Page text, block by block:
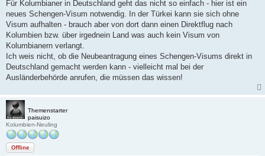
Für Kolumbianer in Deutschland geht das nicht so einfach - hier ist ein
neues Schengen-Visum notwendig. In der Türkei kann sie sich ohne
Visum aufhalten - brauch aber von dort dann einen Direktflug nach
Kolumbien bzw. über irgednein Land was auch kein Visum von
Kolumbianern verlangt.
Ich weis nicht, ob die Neubeantragung eines Schengen-Visums direkt in
Deutschland gemacht werden kann - vielleicht mal bei der
Ausländerbehörde anrufen, die müssen das wissen!
Themenstarter
paisuizo
Kolumbien-Neuling
Offline